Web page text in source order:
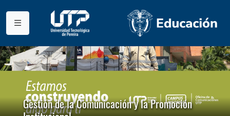
Gestión de la Comunicación y la Promoción